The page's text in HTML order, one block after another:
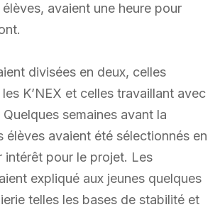
avaient une heure pour
divisées en deux, celles
K’NEX et celles travaillant avec
semaines avant la
élèves avaient été sélectionnés en
intérêt pour le projet. Les
expliqué aux jeunes quelques
telles les bases de stabilité et